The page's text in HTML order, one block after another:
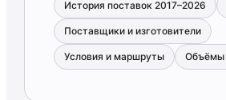
История поставок 2017–2026
Поставщики и изготовители
Условия и маршруты Объёмы